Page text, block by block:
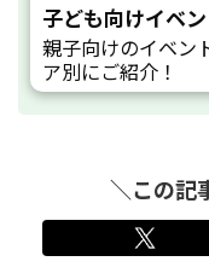
子ども向けイベ
親子向けのイベン
ア別にご紹介！
＼この記